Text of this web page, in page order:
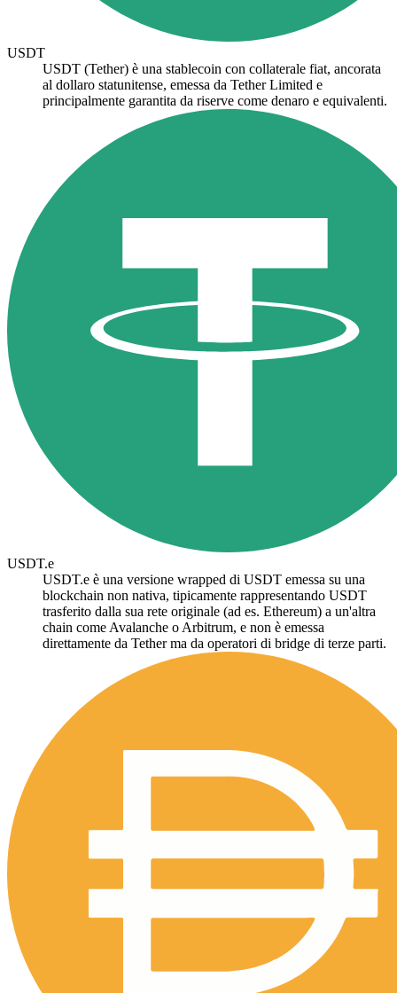
USDT
USDT (Tether) è una stablecoin con collaterale fiat, ancorata
al dollaro statunitense, emessa da Tether Limited e
principalmente garantita da riserve come denaro e equivalenti.
USDT.e
USDT.e è una versione wrapped di USDT emessa su una
blockchain non nativa, tipicamente rappresentando USDT
trasferito dalla sua rete originale (ad es. Ethereum) a un'altra
chain come Avalanche o Arbitrum, e non è emessa
direttamente da Tether ma da operatori di bridge di terze parti.